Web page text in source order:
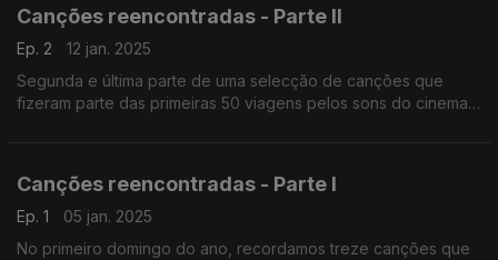
Canções reencontradas - Parte II
Ep. 2
12 jan. 2025
Segunda e última parte de uma selecção de canções que
fizeram parte das primeiras 50 viagens pelos sons do cinema.
Canções reencontradas - Parte I
Ep. 1
05 jan. 2025
No primeiro domingo do ano, recordamos treze canções que